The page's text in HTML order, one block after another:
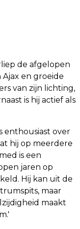
de afgelopen
en groeide
van zijn lichting,
is hij actief als
enthousiast over
hij op meerdere
is een
jaren op
Hij kan uit de
maar
maakt